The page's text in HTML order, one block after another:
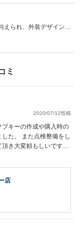
ミ
2020/07/12投稿
キーの作成や購入時の
た。 また点検整備をし
き大変頼もしいです。
宜しくお願い致しま
店